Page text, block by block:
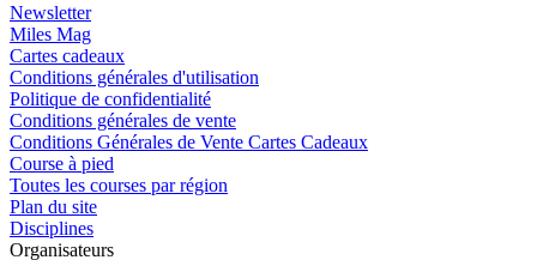
Newsletter
Miles Mag
Cartes cadeaux
Conditions générales d'utilisation
Politique de confidentialité
Conditions générales de vente
Conditions Générales de Vente Cartes Cadeaux
Course à pied
Toutes les courses par région
Plan du site
Disciplines
Organisateurs